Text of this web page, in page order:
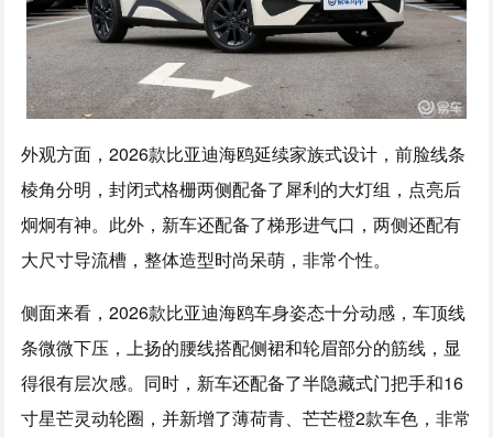
外观方面，2026款比亚迪海鸥延续家族式设计，前脸线条
棱角分明，封闭式格栅两侧配备了犀利的大灯组，点亮后
炯炯有神。此外，新车还配备了梯形进气口，两侧还配有
大尺寸导流槽，整体造型时尚呆萌，非常个性。
侧面来看，2026款比亚迪海鸥车身姿态十分动感，车顶线
条微微下压，上扬的腰线搭配侧裙和轮眉部分的筋线，显
得很有层次感。同时，新车还配备了半隐藏式门把手和16
寸星芒灵动轮圈，并新增了薄荷青、芒芒橙2款车色，非常